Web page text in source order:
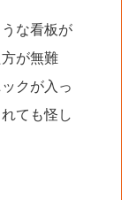
な看板が
が無難
クが入っ
ても怪し